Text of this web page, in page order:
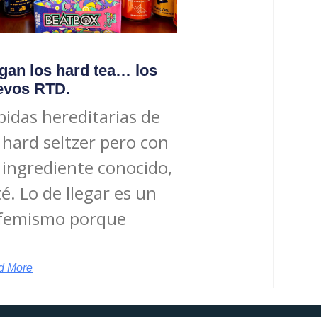
los hard tea… los
RTD.
hereditarias de
hard seltzer pero con
conocido,
Lo de llegar es un
porque
More